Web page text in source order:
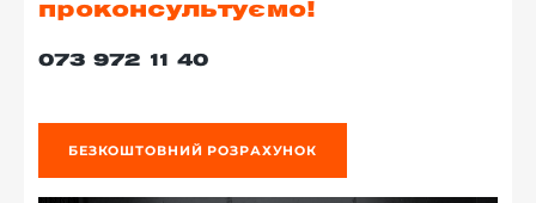
проконсультуємо!
073 972 11 40
БЕЗКОШТОВНИЙ РОЗРАХУНОК